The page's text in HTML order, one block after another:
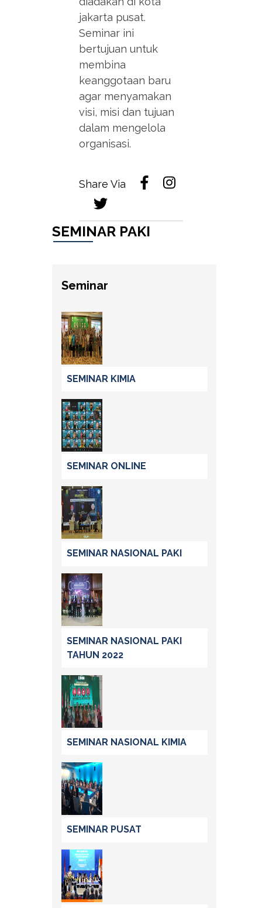
jakarta pusat.
Seminar ini
bertujuan untuk
membina
keanggotaan baru
agar menyamakan
visi, misi dan tujuan
dalam mengelola
organisasi.
Share Via
SEMINAR PAKI
Seminar
SEMINAR KIMIA
SEMINAR ONLINE
SEMINAR NASIONAL PAKI
SEMINAR NASIONAL PAKI
TAHUN 2022
SEMINAR NASIONAL KIMIA
SEMINAR PUSAT